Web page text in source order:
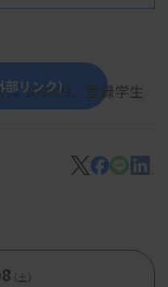
員 1000円、登録学生
10名、登録学生 5名
リンク）
（土）